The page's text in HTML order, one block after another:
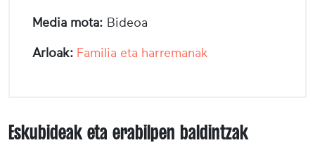
Media mota: Bideoa
Arloak: Familia eta harremanak
Eskubideak eta erabilpen baldintzak